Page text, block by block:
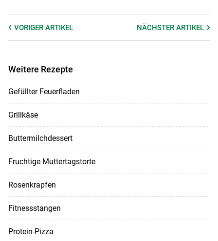
VORIGER ARTIKEL NÄCHSTERARTIKEL
Weitere Rezepte
Gefüllter Feuerfladen
Grillkäse
Buttermilchdessert
Fruchtige Muttertagstorte
Rosenkrapfen
Fitnessstangen
Protein-Pizza